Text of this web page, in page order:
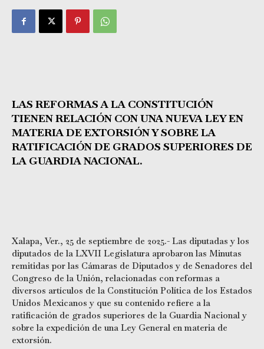
LAS REFORMAS A LA CONSTITUCIÓN
TIENEN RELACIÓN CON UNA NUEVA LEY EN
MATERIA DE EXTORSIÓN Y SOBRE LA
RATIFICACIÓN DE GRADOS SUPERIORES DE
LA GUARDIA NACIONAL.
Xalapa, Ver., 25 de septiembre de 2025.- Las diputadas y los
diputados de la LXVII Legislatura aprobaron las Minutas
remitidas por las Cámaras de Diputados y de Senadores del
Congreso de la Unión, relacionadas con reformas a
diversos artículos de la Constitución Política de los Estados
Unidos Mexicanos y que su contenido refiere a la
ratificación de grados superiores de la Guardia Nacional y
sobre la expedición de una Ley General en materia de
extorsión.